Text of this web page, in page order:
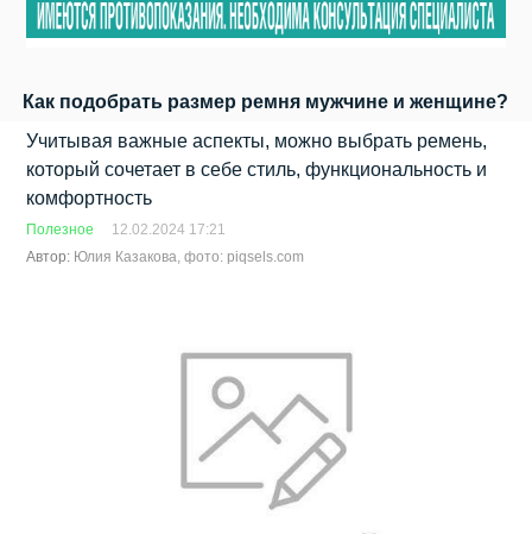
Как подобрать размер ремня мужчине и женщине?
Учитывая важные аспекты, можно выбрать ремень,
который сочетает в себе стиль, функциональность и
комфортность
Полезное
12.02.2024 17:21
Автор: Юлия Казакова, фото: piqsels.com